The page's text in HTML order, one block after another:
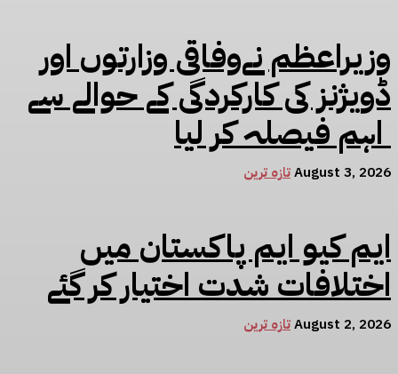
وزیراعظم نےوفاقی وزارتوں اور
ڈویژنز کی کارکردگی کے حوالے سے
اہم فیصلہ کر لیا
تازہ ترینAugust 3, 2026
ایم کیو ایم پاکستان میں
اختلافات شدت اختیار کر گئے
تازہ ترینAugust 2, 2026